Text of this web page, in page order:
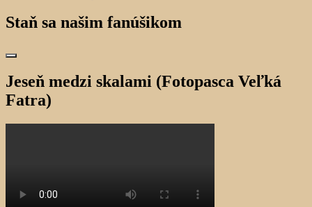
Staň sa našim fanúšikom
Jeseň medzi skalami (Fotopasca Veľká
Fatra)